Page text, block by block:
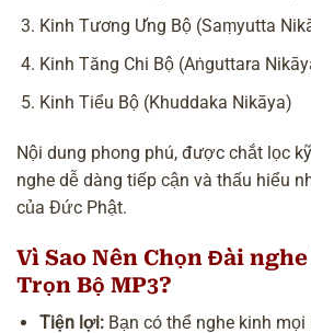
Kinh Tương Ưng Bộ (Saṃyutta
Kinh Tăng Chi Bộ (Aṅguttara
Kinh Tiểu Bộ (Khuddaka Nikāya)
Nội dung phong phú, được chắt lọc
nghe dễ dàng tiếp cận và thấu hiểu
của Đức Phật.
Vì Sao Nên Chọn Đài
Trọn Bộ MP3?
Tiện lợi: Bạn có thể nghe kinh